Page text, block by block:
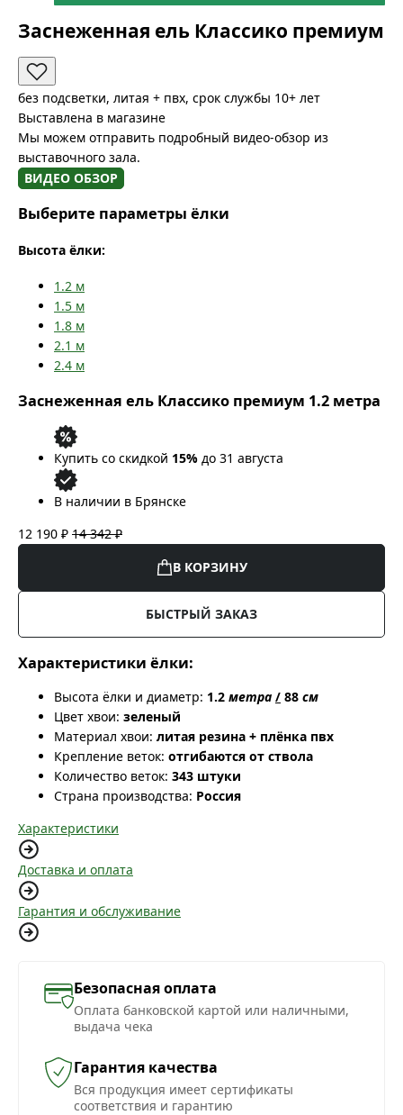
Заснеженная ель Классико премиум
без подсветки, литая + пвх, срок службы 10+ лет
Выставлена в магазине
Мы можем отправить подробный видео-обзор из
выставочного зала.
ВИДЕО ОБЗОР
Выберите параметры ёлки
Высота ёлки:
1.2 м
1.5 м
1.8 м
2.1 м
2.4 м
Заснеженная ель Классико премиум 1.2 метра
Купить со скидкой 15% до 31 августа
В наличии в Брянске
12 190 ₽ 14 342 ₽
В КОРЗИНУ
БЫСТРЫЙ ЗАКАЗ
Характеристики ёлки:
Высота ёлки и диаметр: 1.2 метра / 88 см
Цвет хвои: зеленый
Материал хвои: литая резина + плёнка пвх
Крепление веток: отгибаются от ствола
Количество веток: 343 штуки
Страна производства: Россия
Характеристики
Доставка и оплата
Гарантия и обслуживание
Безопасная оплата
Оплата банковской картой или наличными,
выдача чека
Гарантия качества
Вся продукция имеет сертификаты
соответствия и гарантию